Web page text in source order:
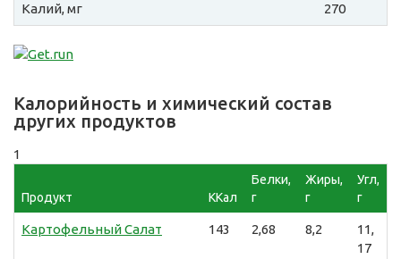
Калий, мг 270
Калорийность и химический состав
других продуктов
1
Продукт ККал
Белки,
г
Жиры,
г
Угл,
г
Картофельный Салат 143 2,68 8,2
11,
17